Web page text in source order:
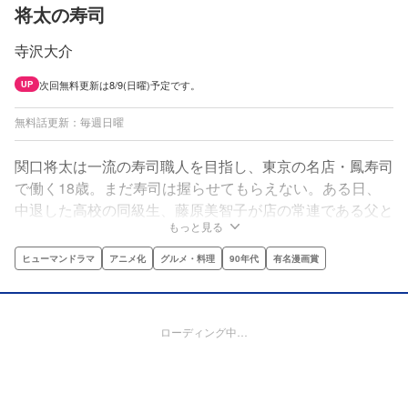
将太の寿司
寺沢大介
UP 次回無料更新は8/9(日曜)予定です。
無料話更新：毎週日曜
関口将太は一流の寿司職人を目指し、東京の名店・鳳寿司
で働く18歳。まだ寿司は握らせてもらえない。ある日、
中退した高校の同級生、藤原美智子が店の常連である父と
ともにやってきた。ほのかな恋心を寄せる将太。しかし美
智子は、高校卒業とともに結婚するという。彼女に最高の
寿司をプレゼントするため、猛特訓の末、究極の「型」を
マスターする将太。将太の寿司職人としての人生が始まっ
もっと見る
ヒューマンドラマ アニメ化 グルメ・料理 90年代 有名漫画賞
ローディング中…